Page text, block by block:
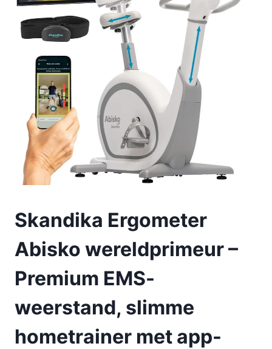
Skandika Ergometer
Abisko wereldprimeur –
Premium EMS-
weerstand, slimme
hometrainer met app-